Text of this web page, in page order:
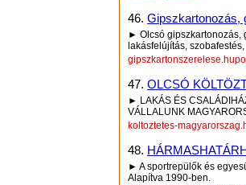
46. Gipszkartonozás,
► Olcsó gipszkartonozás,
lakásfelújítás,
47. OLCSÓ
► LAKÁS ÉS
VÁLLALUNK
koltoztetes-
48.
► A sportrepülők és
Alapítva 1990-ben.